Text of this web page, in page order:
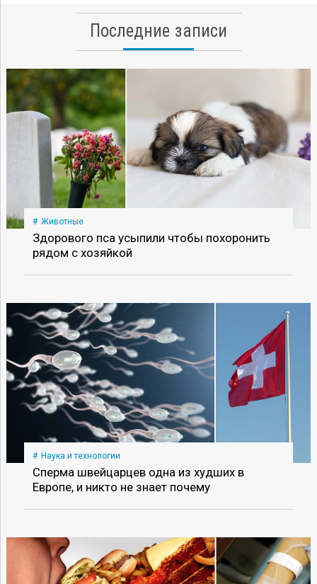
Последние записи
Животные
Здорового пса усыпили чтобы похоронить
рядом с хозяйкой
Наука и технологии
Сперма швейцарцев одна из худших в
Европе, и никто не знает почему